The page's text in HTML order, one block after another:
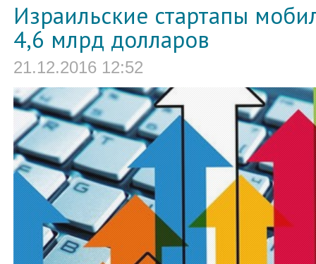
Израильские стартапы
4,6 млрд долларов
21.12.2016 12:52